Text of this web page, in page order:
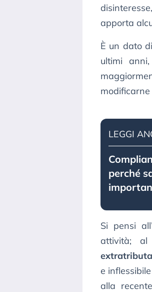
apporta
È un dato
ultimi anni,
LEGGI
perché
Si pensi
attività;
e
alla